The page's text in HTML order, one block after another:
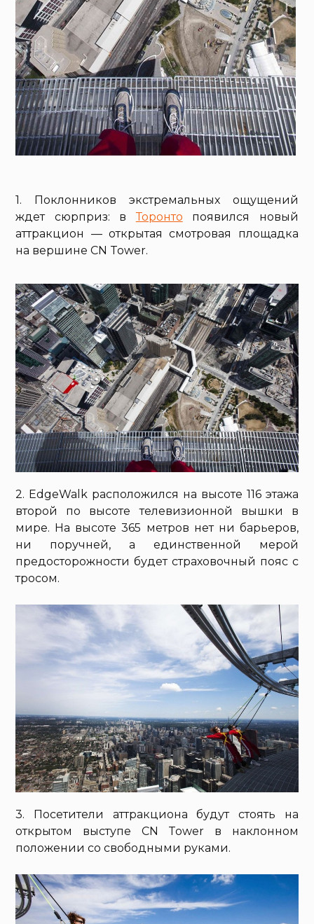
1. Поклонников экстремальных ощущений
ждет сюрприз: вТоронто появился новый
аттракцион — открытая смотровая площадка
на вершине CN Tower.
2. EdgeWalk расположился на высоте 116 этажа
второй по высоте телевизионной вышки в
мире. На высоте 365 метров нет ни барьеров,
ни поручней, а единственной мерой
предосторожности будет страховочный пояс с
тросом.
3. Посетители аттракциона будут стоять на
открытом выступе CN Tower в наклонном
положении со свободными руками.